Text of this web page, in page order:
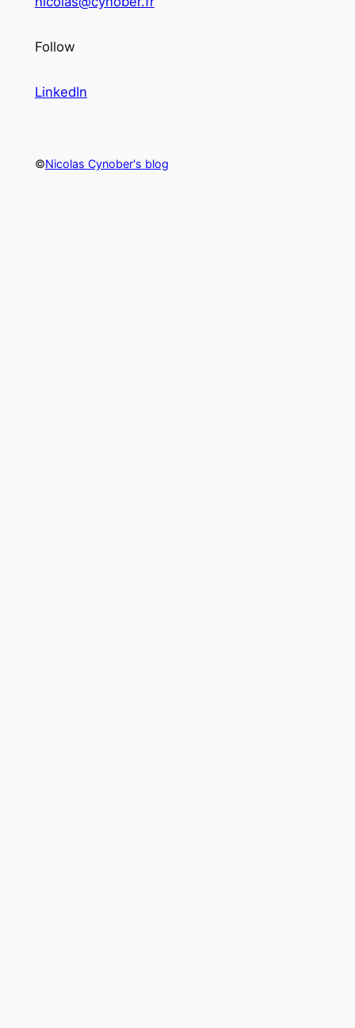
Follow
LinkedIn
©Nicolas Cynober's blog